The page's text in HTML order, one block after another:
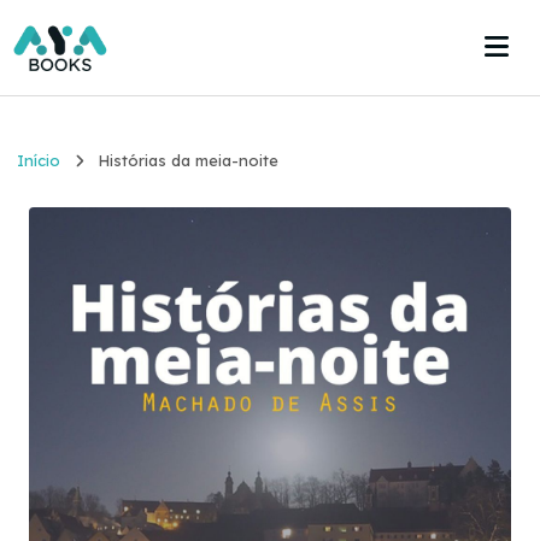
Acesse agora
Início Histórias da meia-noite